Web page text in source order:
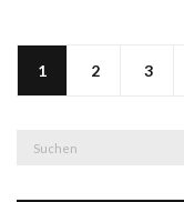
1 2 3